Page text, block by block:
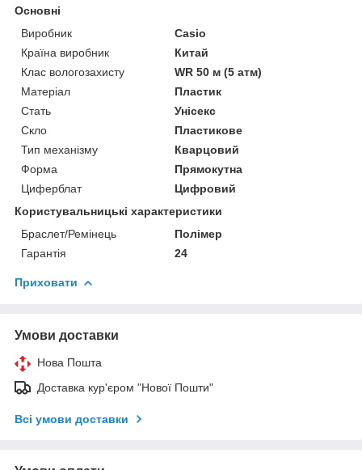
Основні
Виробник
Casio
Країна виробник
Китай
Клас вологозахисту
WR 50 м (5 атм)
Матеріал
Пластик
Стать
Унісекс
Скло
Пластикове
Тип механізму
Кварцовий
Форма
Прямокутна
Циферблат
Цифровий
Користувальницькі характеристики
Браслет/Ремінець
Полімер
Гарантія
24
Приховати
Умови доставки
Нова Пошта
Доставка кур'єром "Нової Пошти"
Всі умови доставки